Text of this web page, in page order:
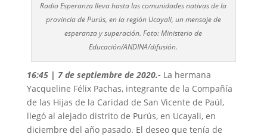
Radio Esperanza lleva hasta las comunidades nativas de la
provincia de Purús, en la región Ucayali, un mensaje de
esperanza y superación. Foto: Ministerio de
Educación/ANDINA/difusión.
16:45 | 7 de septiembre de 2020.- La hermana
Yacqueline Félix Pachas, integrante de la Compañía
de las Hijas de la Caridad de San Vicente de Paúl,
llegó al alejado distrito de Purús, en Ucayali, en
diciembre del año pasado. El deseo que tenía de